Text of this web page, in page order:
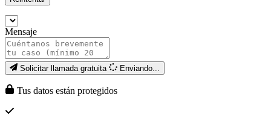
Mensaje
Solicitar llamada gratuita Enviando...
Tus datos están protegidos